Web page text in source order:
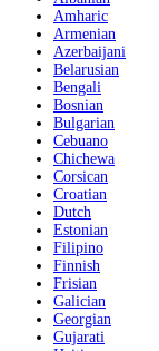
Amharic
Armenian
Azerbaijani
Belarusian
Bengali
Bosnian
Bulgarian
Cebuano
Chichewa
Corsican
Croatian
Dutch
Estonian
Filipino
Finnish
Frisian
Galician
Georgian
Gujarati